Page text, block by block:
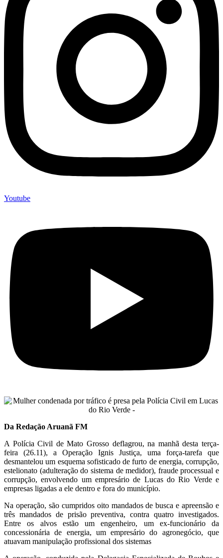
Youtube
Da Redação Aruanã FM
A Polícia Civil de Mato Grosso deflagrou, na manhã desta terça-
feira (26.11), a Operação Ignis Justiça, uma força-tarefa que
desmantelou um esquema sofisticado de furto de energia, corrupção,
estelionato (adulteração do sistema de medidor), fraude processual e
corrupção, envolvendo um empresário de Lucas do Rio Verde e
empresas ligadas a ele dentro e fora do município.
Na operação, são cumpridos oito mandados de busca e apreensão e
três mandados de prisão preventiva, contra quatro investigados.
Entre os alvos estão um engenheiro, um ex-funcionário da
concessionária de energia, um empresário do agronegócio, que
atuavam manipulação profissional dos sistemas